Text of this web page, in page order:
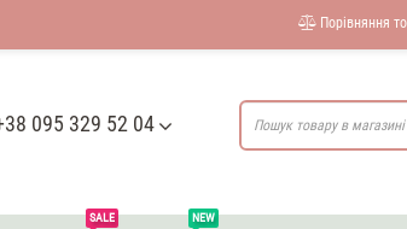
Порівняння
095 329 52 04
SALE NEW